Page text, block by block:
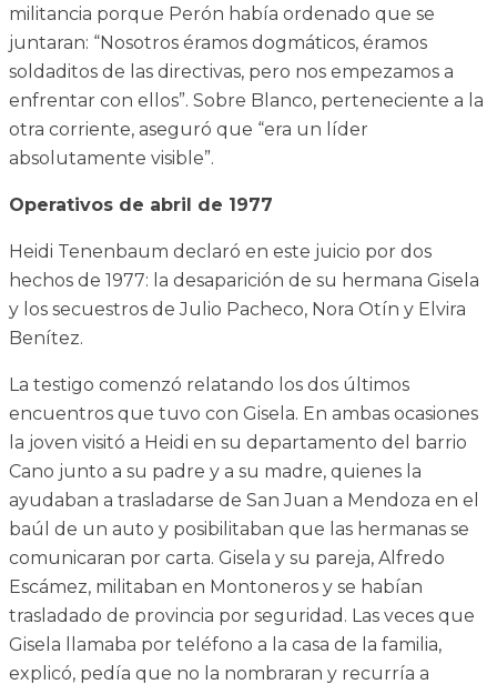
militancia porque Perón había ordenado que se
juntaran: “Nosotros éramos dogmáticos, éramos
soldaditos de las directivas, pero nos empezamos a
enfrentar con ellos”. Sobre Blanco, perteneciente a la
otra corriente, aseguró que “era un líder
absolutamente visible”.
Operativos de abril de 1977
Heidi Tenenbaum declaró en este juicio por dos
hechos de 1977: la desaparición de su hermana Gisela
y los secuestros de Julio Pacheco, Nora Otín y Elvira
Benítez.
La testigo comenzó relatando los dos últimos
encuentros que tuvo con Gisela. En ambas ocasiones
la joven visitó a Heidi en su departamento del barrio
Cano junto a su padre y a su madre, quienes la
ayudaban a trasladarse de San Juan a Mendoza en el
baúl de un auto y posibilitaban que las hermanas se
comunicaran por carta. Gisela y su pareja, Alfredo
Escámez, militaban en Montoneros y se habían
trasladado de provincia por seguridad. Las veces que
Gisela llamaba por teléfono a la casa de la familia,
explicó, pedía que no la nombraran y recurría a